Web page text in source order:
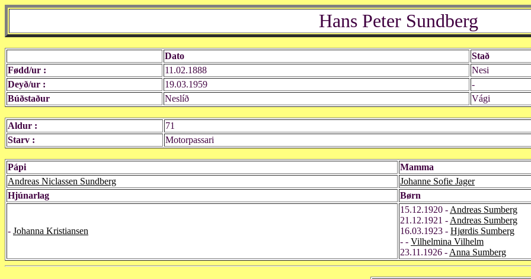
Hans Peter Sundberg
Dato Stað
Fødd/ur :
11.02.1888 Nesi
Deyð/ur :
19.03.1959 -
Búðstaður
Neslíð Vági
Aldur :
71
Starv :
Motorpassari
Pápi
Mamma
Andreas Niclassen Sundberg
Johanne Sofie Jager
Hjúnarlag
Børn
- Johanna Kristiansen
15.12.1920 - Andreas Sumberg
21.12.1921 - Andreas Sumberg
16.03.1923 - Hjørdis Sumberg
- - Vilhelmina Vilhelm
23.11.1926 - Anna Sumberg